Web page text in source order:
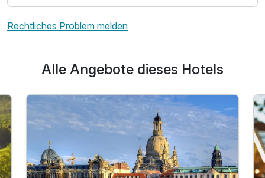
Rechtliches Problem melden
Alle Angebote dieses Hotels